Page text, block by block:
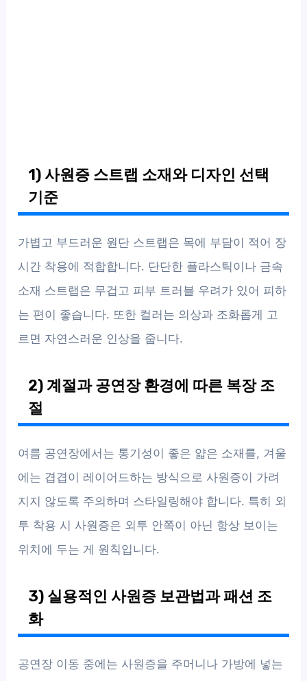
1) 사원증 스트랩 소재와 디자인 선택
기준
가볍고 부드러운 원단 스트랩은 목에 부담이 적어 장
시간 착용에 적합합니다. 단단한 플라스틱이나 금속
소재 스트랩은 무겁고 피부 트러블 우려가 있어 피하
는 편이 좋습니다. 또한 컬러는 의상과 조화롭게 고
르면 자연스러운 인상을 줍니다.
2) 계절과 공연장 환경에 따른 복장 조
절
여름 공연장에서는 통기성이 좋은 얇은 소재를, 겨울
에는 겹겹이 레이어드하는 방식으로 사원증이 가려
지지 않도록 주의하며 스타일링해야 합니다. 특히 외
투 착용 시 사원증은 외투 안쪽이 아닌 항상 보이는
위치에 두는 게 원칙입니다.
3) 실용적인 사원증 보관법과 패션 조
화
공연장 이동 중에는 사원증을 주머니나 가방에 넣는